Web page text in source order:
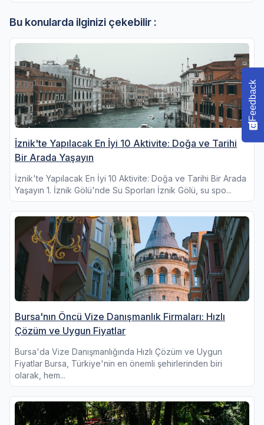
Bu konularda ilginizi çekebilir :
İznik'te Yapılacak En İyi 10 Aktivite: Doğa ve Tarihi
Bir Arada Yaşayın
İznik'te Yapılacak En İyi 10 Aktivite: Doğa ve Tarihi Bir Arada
Yaşayın 1. İznik Gölü'nde Su Sporları İznik Gölü, su spo...
Bursa'nın Öncü Vize Danışmanlık Firmaları: Hızlı
Çözüm ve Uygun Fiyatlar
Bursa'da Vize Danışmanlığında Hızlı Çözüm ve Uygun
Fiyatlar Bursa, Türkiye'nin en önemli şehirlerinden biri
olarak, hem...
Feedback